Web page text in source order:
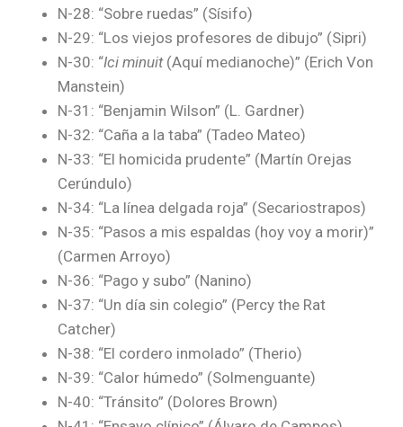
N-28: “Sobre ruedas” (Sísifo)
N-29: “Los viejos profesores de dibujo” (Sipri)
N-30: “Ici minuit(Aquí medianoche)” (Erich Von
Manstein)
N-31: “Benjamin Wilson” (L. Gardner)
N-32: “Caña a la taba” (Tadeo Mateo)
N-33: “El homicida prudente” (Martín Orejas
Cerúndulo)
N-34: “La línea delgada roja” (Secariostrapos)
N-35: “Pasos a mis espaldas (hoy voy a morir)”
(Carmen Arroyo)
N-36: “Pago y subo” (Nanino)
N-37: “Un día sin colegio” (Percy the Rat
Catcher)
N-38: “El cordero inmolado” (Therio)
N-39: “Calor húmedo” (Solmenguante)
N-40: “Tránsito” (Dolores Brown)